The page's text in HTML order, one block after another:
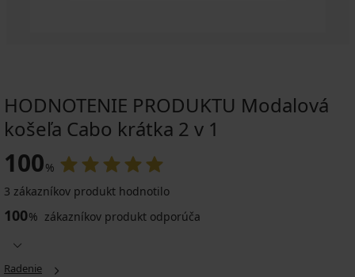
HODNOTENIE PRODUKTU Modalová
košeľa Cabo krátka 2 v 1
100%
3 zákazníkov produkt hodnotilo
100% zákazníkov produkt odporúča
Radenie